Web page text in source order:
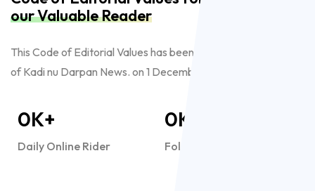
our Valuable Reader
This Code of Editorial Values has been adopted by the Editor
of Kadi nu Darpan News. on 1 December 2023.
0K+
Daily Online Rider
0K+
Followers